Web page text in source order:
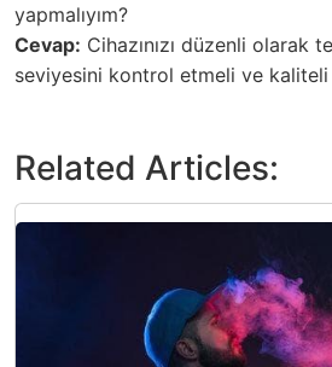
yapmalıyım?
Cevap: Cihazınızı düzenli olarak
seviyesini kontrol etmeli ve kaliteli
Related Articles: